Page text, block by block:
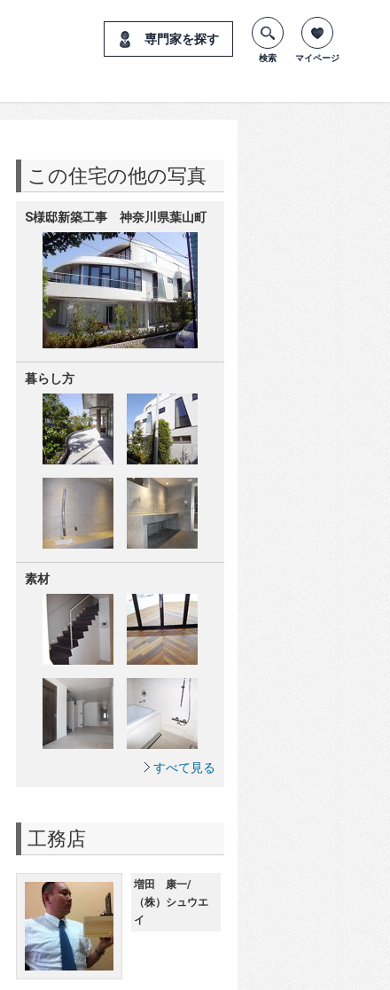
専門家を探す
検索 マイページ
この住宅の他の写真
S様邸新築工事 神奈川県葉山町
暮らし方
素材
すべて見る
工務店
増田 康一/
（株）シュウエ
イ